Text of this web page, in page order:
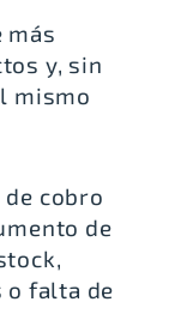
más
y, sin
mismo
cobro
de
o falta de